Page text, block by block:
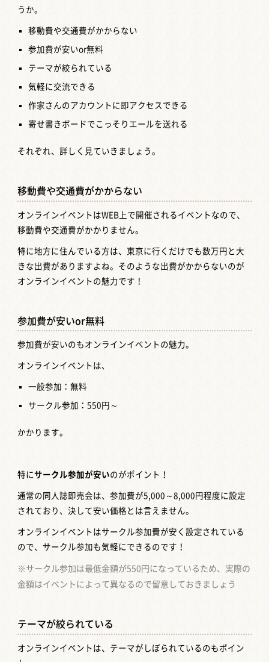
うか。
移動費や交通費がかからない
参加費が安いor無料
テーマが絞られている
気軽に交流できる
作家さんのアカウントに即アクセスできる
寄せ書きボードでこっそりエールを送れる
それぞれ、詳しく見ていきましょう。
移動費や交通費がかからない
オンラインイベントはWEB上で開催されるイベントなので、
移動費や交通費がかかりません。
特に地方に住んでいる方は、東京に行くだけでも数万円と大
きな出費がありますよね。そのような出費がかからないのが
オンラインイベントの魅力です！
参加費が安いor無料
参加費が安いのもオンラインイベントの魅力。
オンラインイベントは、
一般参加：無料
サークル参加：550円～
かかります。
特にサークル参加が安いのがポイント！
通常の同人誌即売会は、参加費が5,000～8,000円程度に設定
されており、決して安い価格とは言えません。
オンラインイベントはサークル参加費が安く設定されている
ので、サークル参加も気軽にできるのです！
※サークル参加は最低金額が550円になっているため、実際の
金額はイベントによって異なるので留意しておきましょう
テーマが絞られている
オンラインイベントは、テーマがしぼられているのもポイン